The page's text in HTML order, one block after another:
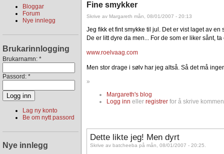
Bloggar
Forum
Nye innlegg
Brukarinnlogging
Brukarnamn: *
Passord: *
Lag ny konto
Be om nytt passord
Nye innlegg
Fine smykker
Skrive av Margareth mån, 08/01/2007 - 20:13
Jeg fikk et fint smykke til jul. Det er vist laget av
De er litt dyre da men... For de som er liker sånt, ta
www.roelvaag.com
Men stor drage i sølv har jeg altså. Så det må
»
Margareth's blog
Logg inn eller registrer for å skrive
Dette likte jeg! Men dyrt
Skrive av batcheeba på mån, 08/01/2007 - 20:25.